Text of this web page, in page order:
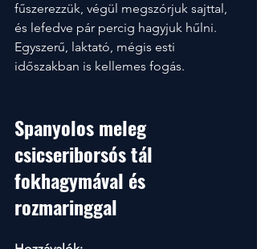
fűszerezzük, végül megszórjuk sajttal,
és lefedve pár percig hagyjuk hűlni.
Egyszerű, laktató, mégis esti
időszakban is kellemes fogás.
Spanyolos meleg
csicseriborsós tál
fokhagymával és
rozmaringgal